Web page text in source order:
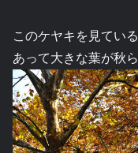
このケヤキを見てい
あって大きな葉が秋